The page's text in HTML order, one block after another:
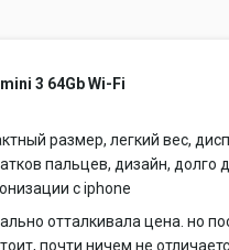
3 64Gb Wi-Fi
размер, легкий вес,
пальцев, дизайн,
с iphone
отталкивала цена. но
почти ничем не